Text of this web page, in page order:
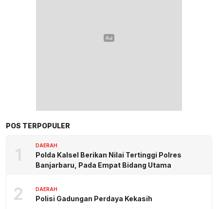
POS TERPOPULER
1 DAERAH
Polda Kalsel Berikan Nilai Tertinggi Polres
Banjarbaru, Pada Empat Bidang Utama
2 DAERAH
Polisi Gadungan Perdaya Kekasih